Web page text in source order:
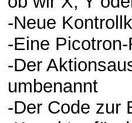
-Neue
-Eine
-Der
umbenannt
-Der Code zur